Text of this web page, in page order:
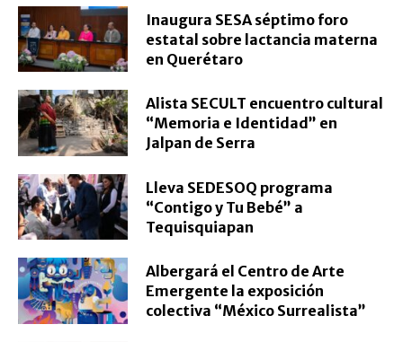
Inaugura SESA séptimo foro
estatal sobre lactancia materna
en Querétaro
Alista SECULT encuentro cultural
“Memoria e Identidad” en
Jalpan de Serra
Lleva SEDESOQ programa
“Contigo y Tu Bebé” a
Tequisquiapan
Albergará el Centro de Arte
Emergente la exposición
colectiva “México Surrealista”